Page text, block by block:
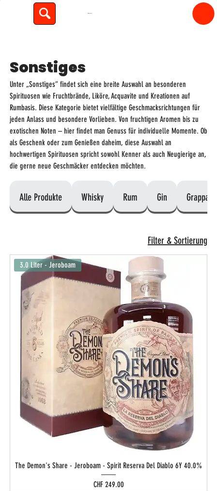
spiritfly
Sonstiges
Unter „Sonstiges“ findet sich eine breite Auswahl an besonderen
Spirituosen wie Fruchtbrände, Liköre, Acquavite und Kreationen auf
Rumbasis. Diese Kategorie bietet vielfältige Geschmacksrichtungen für
jeden Anlass und besondere Vorlieben. Von fruchtigen Aromen bis zu
exotischen Noten – hier findet man Genuss für individuelle Momente. Ob
als Geschenk oder zum Genießen daheim, diese Auswahl an
hochwertigen Spirituosen spricht sowohl Kenner als auch Neugierige an,
die gerne neue Geschmäcker entdecken möchten.
Alle Produkte Whisky Rum Gin Grappa
Filter & Sortierung
3.0 Liter - Jeroboam
The Demon's Share - Jeroboam - Spirit Reserva Del Diablo 6Y 40.0%
Preis
CHF 249.00